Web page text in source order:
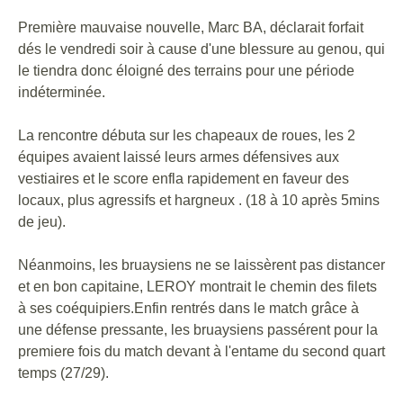
Première mauvaise nouvelle, Marc BA, déclarait forfait
dés le vendredi soir à cause d'une blessure au genou, qui
le tiendra donc éloigné des terrains pour une période
indéterminée.
La rencontre débuta sur les chapeaux de roues, les 2
équipes avaient laissé leurs armes défensives aux
vestiaires et le score enfla rapidement en faveur des
locaux, plus agressifs et hargneux . (18 à 10 après 5mins
de jeu).
Néanmoins, les bruaysiens ne se laissèrent pas distancer
et en bon capitaine, LEROY montrait le chemin des filets
à ses coéquipiers.Enfin rentrés dans le match grâce à
une défense pressante, les bruaysiens passérent pour la
premiere fois du match devant à l'entame du second quart
temps (27/29).